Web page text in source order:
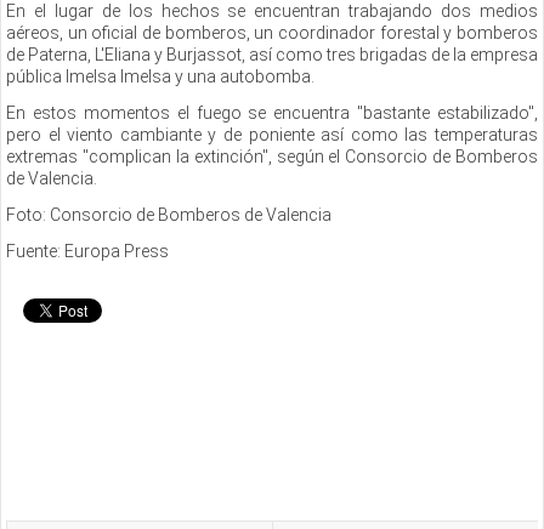
En el lugar de los hechos se encuentran trabajando dos medios
aéreos, un oficial de bomberos, un coordinador forestal y bomberos
de Paterna, L'Eliana y Burjassot, así como tres brigadas de la empresa
pública Imelsa Imelsa y una autobomba.
En estos momentos el fuego se encuentra "bastante estabilizado",
pero el viento cambiante y de poniente así como las temperaturas
extremas "complican la extinción", según el Consorcio de Bomberos
de Valencia.
Foto: Consorcio de Bomberos de Valencia
Fuente: Europa Press